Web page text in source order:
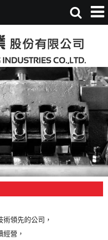
領先的公司，
營，